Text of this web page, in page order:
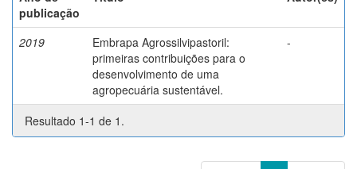
publicação
2019
Embrapa Agrossilvipastoril:
primeiras contribuições para o
desenvolvimento de uma
agropecuária sustentável.
-
Resultado 1-1 de 1.